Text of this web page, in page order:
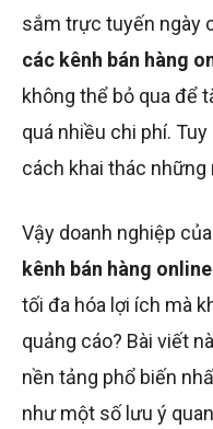
sắm trực tuyến ngày
các kênh bán hàng
không thể bỏ qua để
quá nhiều chi phí.
cách khai thác
Vậy doanh nghiệp
kênh bán hàng
tối đa hóa lợi ích mà
quảng cáo? Bài viết
nền tảng phổ biến
như một số lưu ý